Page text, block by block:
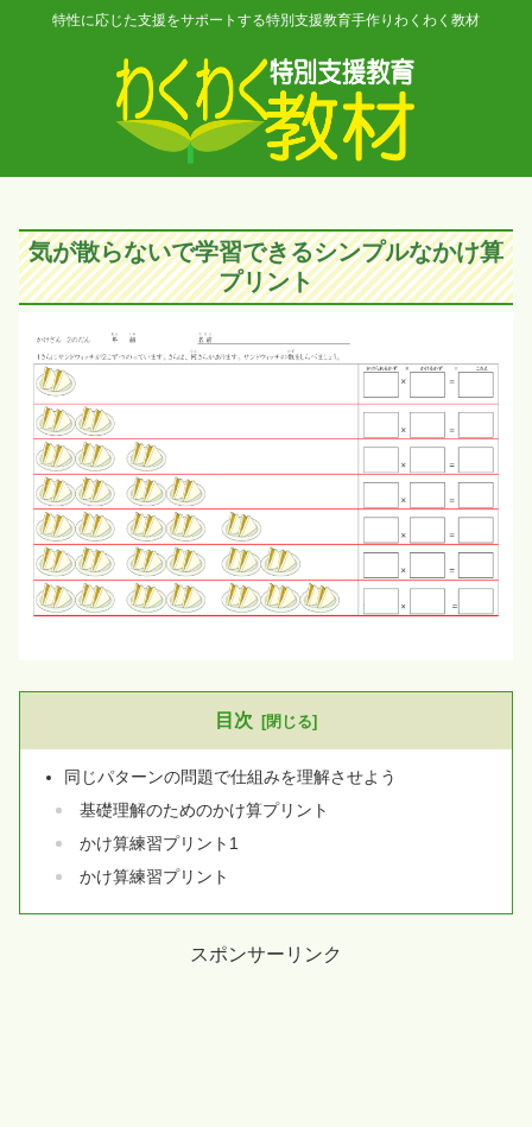
特性に応じた支援をサポートする特別支援教育手作りわくわく教材
気が散らないで学習できるシンプルなかけ算
プリント
目次
同じパターンの問題で仕組みを理解させよう
基礎理解のためのかけ算プリント
かけ算練習プリント1
かけ算練習プリント
スポンサーリンク